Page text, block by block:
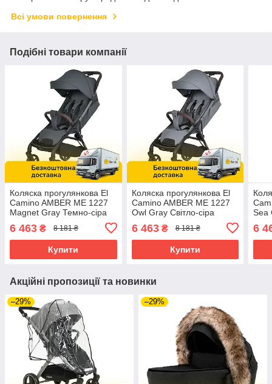
Всі умови повернення
Подібні товари компанії
Коляска прогулянкова El
Camino AMBER ME 1227
Magnet Gray Темно-сіра
6 463 ₴ 8 181 ₴
Купити
Коляска прогулянкова El
Camino AMBER ME 1227
Owl Gray Світло-сіра
6 463₴ 8 181 ₴
Купити
Sea
6
Акційні пропозиції та новинки
–29% –29%